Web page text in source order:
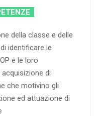
della classe e delle
identificare le
e le loro
di
che motivino gli
ed attuazione di